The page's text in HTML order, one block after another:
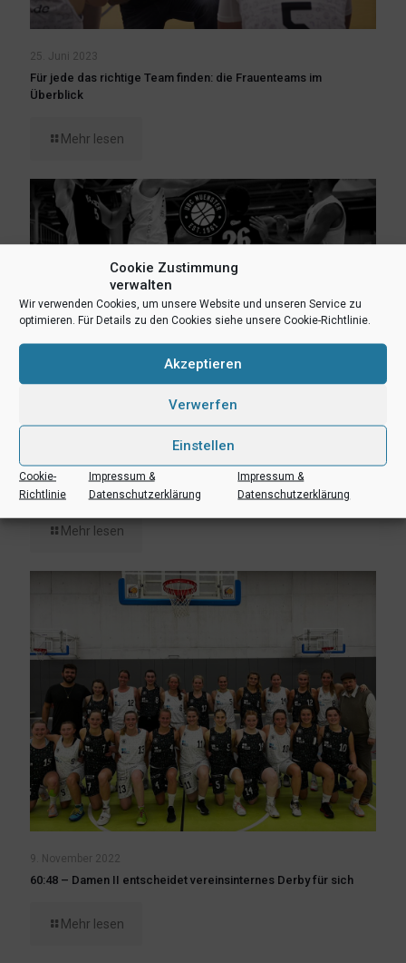
Cookie Zustimmung
verwalten
Wir verwenden Cookies, um unsere Website und unseren Service zu
optimieren. Für Details zu den Cookies siehe unsere Cookie-Richtlinie.
Akzeptieren
Verwerfen
Einstellen
Cookie-
Richtlinie
Impressum &
Datenschutzerklärung
Impressum &
Datenschutzerklärung
25. Juni 2023
Für jede das richtige Team finden: die Frauenteams im
Überblick
Mehr lesen
3. Januar 2023
Vereinsbuilding: Erstes UBC-Neujahrsturnier
Mehr lesen
9. November 2022
60:48 – Damen II entscheidet vereinsinternes Derby für sich
Mehr lesen